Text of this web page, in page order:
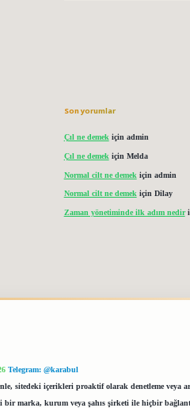
Son yorumlar
Çıl ne demekiçin admin
Çıl ne demek için Melda
Normal cilt ne demek için admin
Normal cilt ne demek için Dilay
Zaman yönetiminde ilk adım nedir
Telegram: @karabul
sitedeki içerikleri proaktif olarak denetleme veya
marka, kurum veya şahıs şirketi ile hiçbir